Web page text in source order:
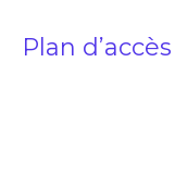
Plan